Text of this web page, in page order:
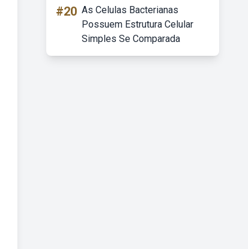
#20 As Celulas Bacterianas
Possuem Estrutura Celular
Simples Se Comparada